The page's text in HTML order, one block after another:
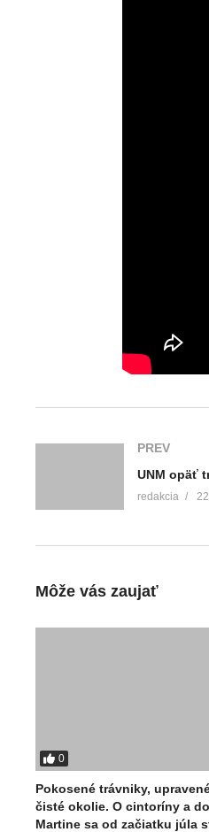
PREV
redakcia
Môže vás zaujať
0
Pokosené trávniky,
čisté okolie. O cintoríny a
Martine sa od začiatku júla